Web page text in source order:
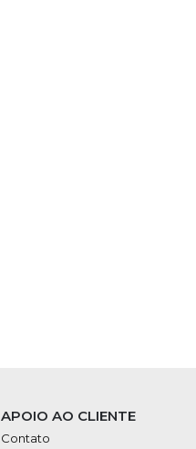
APOIO AO CLIENTE
Contato